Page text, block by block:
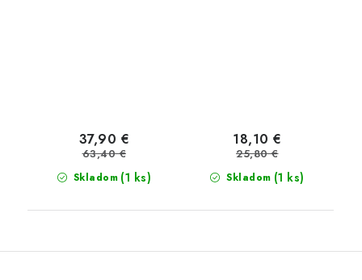
Skladom (1 ks)
37,90 €
63,40 €
Skladom (1 ks)
18,10 €
25,80 €